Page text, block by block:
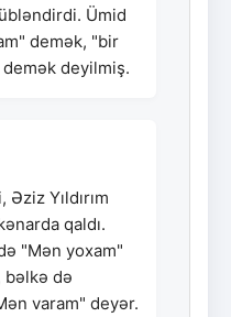
Ümid
demək, "bir
deyilmiş.
Əziz Yıldırım
qaldı.
"Mən yoxam"
bəlkə də
varam" deyər.